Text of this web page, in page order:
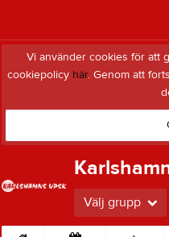
Vi använder cookies för att
cookiepolicy här. Genom att
Välj grupp